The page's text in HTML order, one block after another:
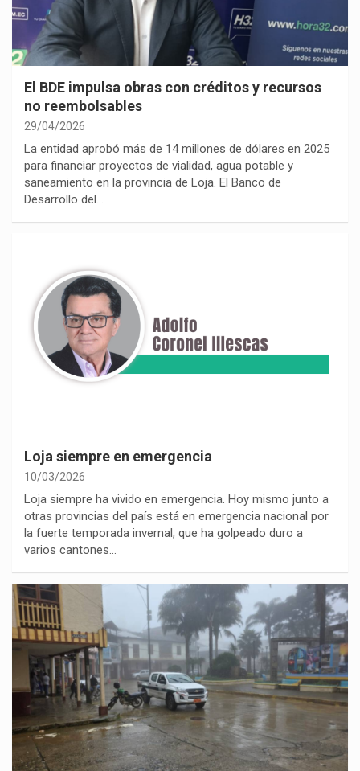
El BDE impulsa obras con créditos y recursos
no reembolsables
29/04/2026
La entidad aprobó más de 14 millones de dólares en 2025
para financiar proyectos de vialidad, agua potable y
saneamiento en la provincia de Loja. El Banco de
Desarrollo del…
Loja siempre en emergencia
10/03/2026
Loja siempre ha vivido en emergencia. Hoy mismo junto a
otras provincias del país está en emergencia nacional por
la fuerte temporada invernal, que ha golpeado duro a
varios cantones…